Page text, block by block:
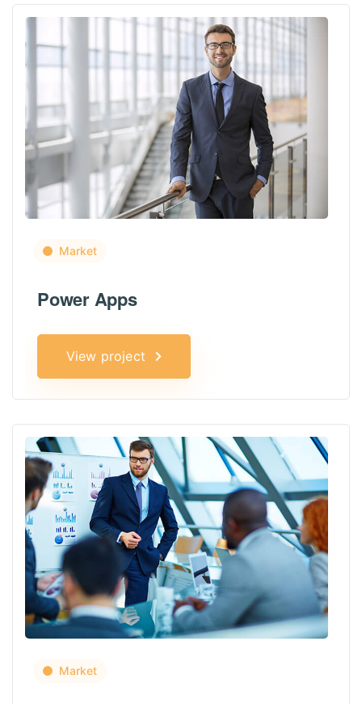
Market
Power Apps
View project
Market